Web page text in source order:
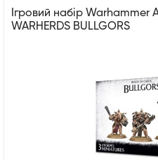
Ігровий набір Warhammer
WARHERDS BULLGORS